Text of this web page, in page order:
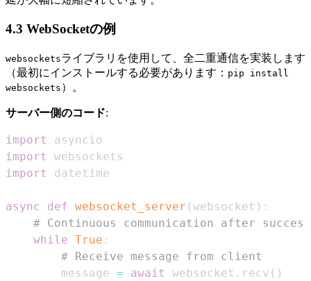
4.3 WebSocketの例
websocketsライブラリを使用して、全二重通信を実装します
（最初にインストールする必要があります： pip install
websockets ）。
サーバー側のコード:
import
import
import
async def websocket_server (websocket ) :
# Continuous communication after
while True :
# Receive message from client
        message
= await websocket . recv ( )